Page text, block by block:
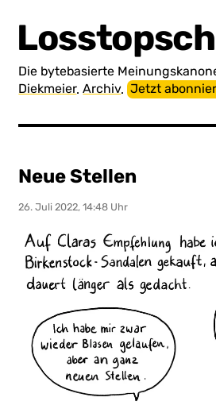
Die byte­basierte
Diekmeier.Archiv.Jetzt
Neue Stellen
26. Juli 2022, 14:48 Uhr